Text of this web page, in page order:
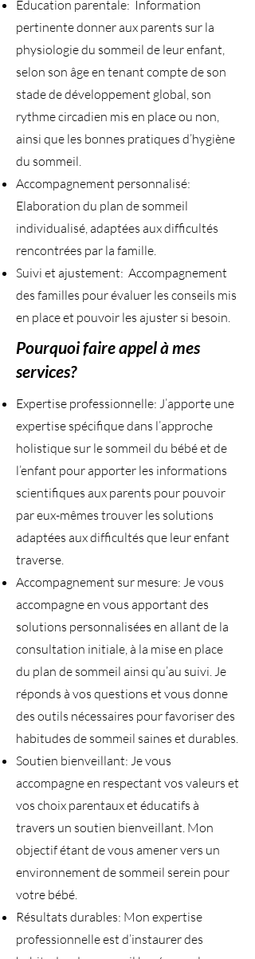
Education parentale: Information
pertinente donner aux parents sur la
physiologie du sommeil de leur enfant,
selon son âge en tenant compte de son
stade de développement global, son
rythme circadien mis en place ou non,
ainsi que les bonnes pratiques d’hygiène
du sommeil.
Accompagnement personnalisé:
Elaboration du plan de sommeil
individualisé, adaptées aux difficultés
rencontrées par la famille.
Suivi et ajustement: Accompagnement
des familles pour évaluer les conseils mis
en place et pouvoir les ajuster si besoin.
Pourquoi faire appel à mes
services?
Expertise professionnelle: J’apporte une
expertise spécifique dans l’approche
holistique sur le sommeil du bébé et de
l’enfant pour apporter les informations
scientifiques aux parents pour pouvoir
par eux-mêmes trouver les solutions
adaptées aux difficultés que leur enfant
traverse.
Accompagnement sur mesure: Je vous
accompagne en vous apportant des
solutions personnalisées en allant de la
consultation initiale, à la mise en place
du plan de sommeil ainsi qu’au suivi. Je
réponds à vos questions et vous donne
des outils nécessaires pour favoriser des
habitudes de sommeil saines et durables.
Soutien bienveillant: Je vous
accompagne en respectant vos valeurs et
vos choix parentaux et éducatifs à
travers un soutien bienveillant. Mon
objectif étant de vous amener vers un
environnement de sommeil serein pour
votre bébé.
Résultats durables: Mon expertise
professionnelle est d’instaurer des